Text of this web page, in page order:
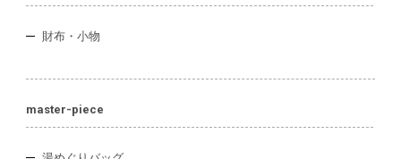
財布・小物
master-piece